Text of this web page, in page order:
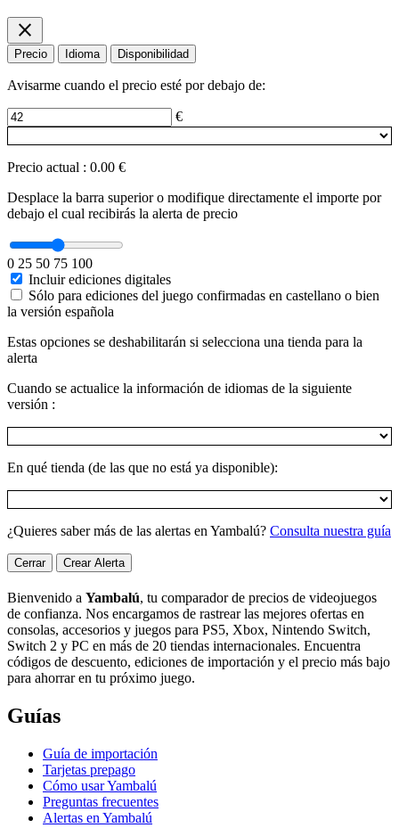
close
Precio Idioma Disponibilidad
Avisarme cuando el precio esté por debajo de:
€
Precio actual : 0.00 €
Desplace la barra superior o modifique directamente el importe por
debajo el cual recibirás la alerta de precio
0 25 50 75 100
Incluir ediciones digitales
Sólo para ediciones del juego confirmadas en castellano o bien
la versión española
Estas opciones se deshabilitarán si selecciona una tienda para la
alerta
Cuando se actualice la información de idiomas de la siguiente
versión :
En qué tienda (de las que no está ya disponible):
¿Quieres saber más de las alertas en Yambalú? Consulta nuestra guía
Cerrar Crear Alerta
Bienvenido a Yambalú, tu comparador de precios de videojuegos
de confianza. Nos encargamos de rastrear las mejores ofertas en
consolas, accesorios y juegos para PS5, Xbox, Nintendo Switch,
Switch 2 y PC en más de 20 tiendas internacionales. Encuentra
códigos de descuento, ediciones de importación y el precio más bajo
para ahorrar en tu próximo juego.
Guías
Guía de importación
Tarjetas prepago
Cómo usar Yambalú
Preguntas frecuentes
Alertas en Yambalú